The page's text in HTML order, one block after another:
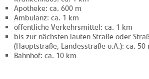
Apotheke: ca. 600 m
Ambulanz: ca. 1 km
öffentliche Verkehrsmittel: ca. 1 km
bis zur nächsten lauten Straße oder
(Hauptstraße, Landesstraße u.Ä.): ca. 50
Bahnhof: ca. 10 km